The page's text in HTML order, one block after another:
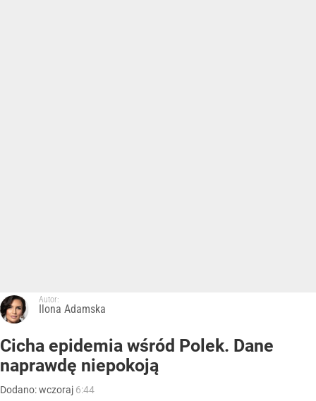
Autor:
Ilona Adamska
Cicha epidemia wśród Polek. Dane
naprawdę niepokoją
Dodano:wczoraj 6:44